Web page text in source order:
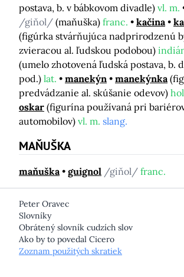
postava, b. v bábkovom divadle) vl. m.
/giňol/ (maňuška) franc. kačina
(figúrka stvárňujúca nadprirodzenú
zvieracou al. ľudskou podobou)
(umelo zhotovená ľudská postava, b.
pod.) lat. manekýn manekýnka
predvádzanie al. skúšanie odevov)
oskar (figurína používaná pri
automobilov) vl. m. slang.
MAŇUŠKA
maňuška guignol /giňol/ franc.
Peter Oravec
Slovníky
Obrátený slovník cudzích slov
Ako by to povedal Cicero
Zoznam použitých skratiek